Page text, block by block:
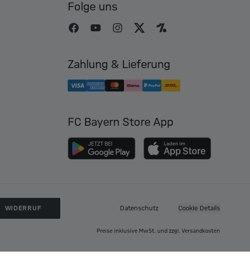
Folge uns
Zahlung & Lieferung
FC Bayern Store App
WIDERRUF
Datenschutz Cookie Details
Preise inklusive MwSt. und zzgl. Versandkosten